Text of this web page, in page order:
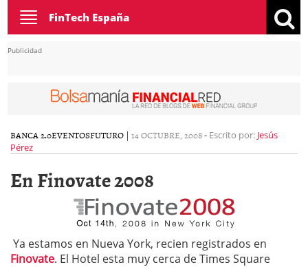
Toggle
navigation
FinTech España
Publicidad
BANCA 2.0EVENTOSFUTURO | 14 OCTUBRE, 2008- Escrito por: Jesús
Pérez
En Finovate 2008
Ya estamos en Nueva York, recien registrados en
Finovate. El Hotel esta muy cerca de Times Square